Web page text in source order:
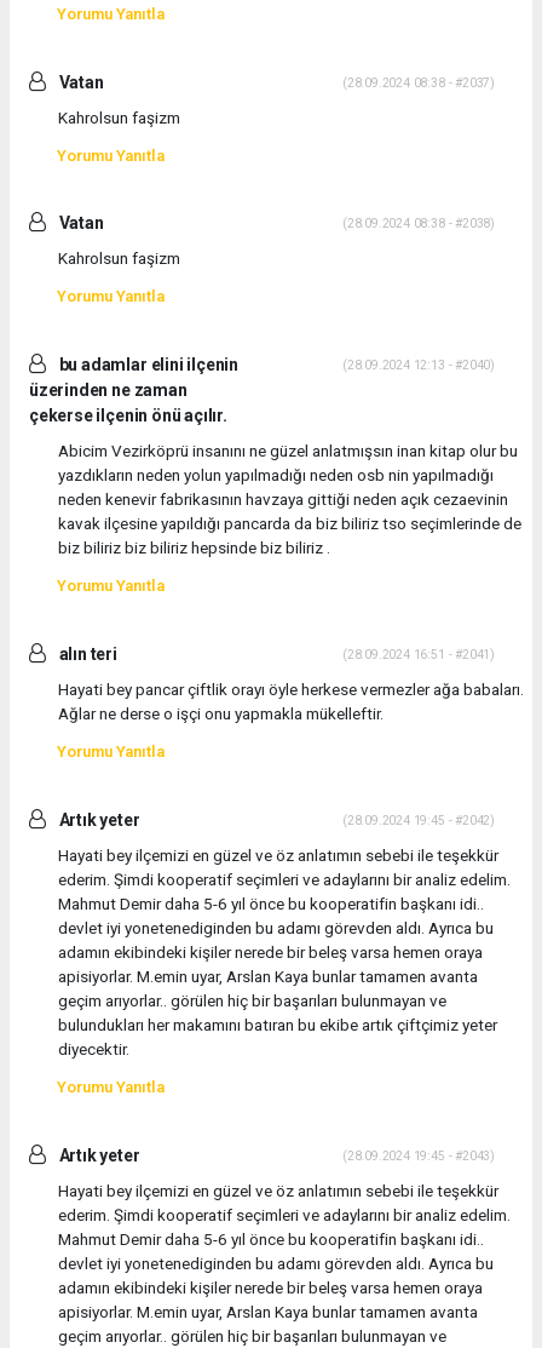
Yorumu Yanıtla
Vatan (28.09.2024 08:38 - #2037)
Kahrolsun faşizm
Yorumu Yanıtla
Vatan (28.09.2024 08:38 - #2038)
Kahrolsun faşizm
Yorumu Yanıtla
bu adamlar elini ilçenin
üzerinden ne zaman
çekerse ilçenin önü açılır.
(28.09.2024 12:13 - #2040)
Abicim Vezirköprü insanını ne güzel anlatmışsın inan kitap olur bu
yazdıkların neden yolun yapılmadığı neden osb nin yapılmadığı
neden kenevir fabrikasının havzaya gittiği neden açık cezaevinin
kavak ilçesine yapıldığı pancarda da biz biliriz tso seçimlerinde de
biz biliriz biz biliriz hepsinde biz biliriz .
Yorumu Yanıtla
alın teri (28.09.2024 16:51 - #2041)
Hayati bey pancar çiftlik orayı öyle herkese vermezler ağa babaları.
Ağlar ne derse o işçi onu yapmakla mükelleftir.
Yorumu Yanıtla
Artık yeter (28.09.2024 19:45 - #2042)
Hayati bey ilçemizi en güzel ve öz anlatımın sebebi ile teşekkür
ederim. Şimdi kooperatif seçimleri ve adaylarını bir analiz edelim.
Mahmut Demir daha 5-6 yıl önce bu kooperatifin başkanı idi..
devlet iyi yonetenediginden bu adamı görevden aldı. Ayrıca bu
adamın ekibindeki kişiler nerede bir beleş varsa hemen oraya
apisiyorlar. M.emin uyar, Arslan Kaya bunlar tamamen avanta
geçim arıyorlar.. görülen hiç bir başarıları bulunmayan ve
bulundukları her makamını batıran bu ekibe artık çiftçimiz yeter
diyecektir.
Yorumu Yanıtla
Artık yeter (28.09.2024 19:45 - #2043)
Hayati bey ilçemizi en güzel ve öz anlatımın sebebi ile teşekkür
ederim. Şimdi kooperatif seçimleri ve adaylarını bir analiz edelim.
Mahmut Demir daha 5-6 yıl önce bu kooperatifin başkanı idi..
devlet iyi yonetenediginden bu adamı görevden aldı. Ayrıca bu
adamın ekibindeki kişiler nerede bir beleş varsa hemen oraya
apisiyorlar. M.emin uyar, Arslan Kaya bunlar tamamen avanta
geçim arıyorlar.. görülen hiç bir başarıları bulunmayan ve